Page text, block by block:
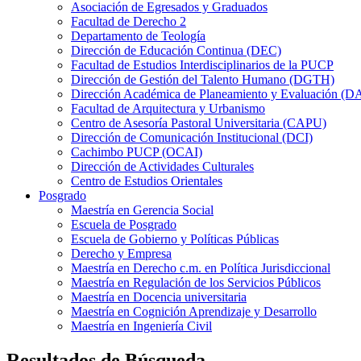
Asociación de Egresados y Graduados
Facultad de Derecho 2
Departamento de Teología
Dirección de Educación Continua (DEC)
Facultad de Estudios Interdisciplinarios de la PUCP
Dirección de Gestión del Talento Humano (DGTH)
Dirección Académica de Planeamiento y Evaluación
Facultad de Arquitectura y Urbanismo
Centro de Asesoría Pastoral Universitaria (CAPU)
Dirección de Comunicación Institucional (DCI)
Cachimbo PUCP (OCAI)
Dirección de Actividades Culturales
Centro de Estudios Orientales
Posgrado
Maestría en Gerencia Social
Escuela de Posgrado
Escuela de Gobierno y Políticas Públicas
Derecho y Empresa
Maestría en Derecho c.m. en Política Jurisdiccional
Maestría en Regulación de los Servicios Públicos
Maestría en Docencia universitaria
Maestría en Cognición Aprendizaje y Desarrollo
Maestría en Ingeniería Civil